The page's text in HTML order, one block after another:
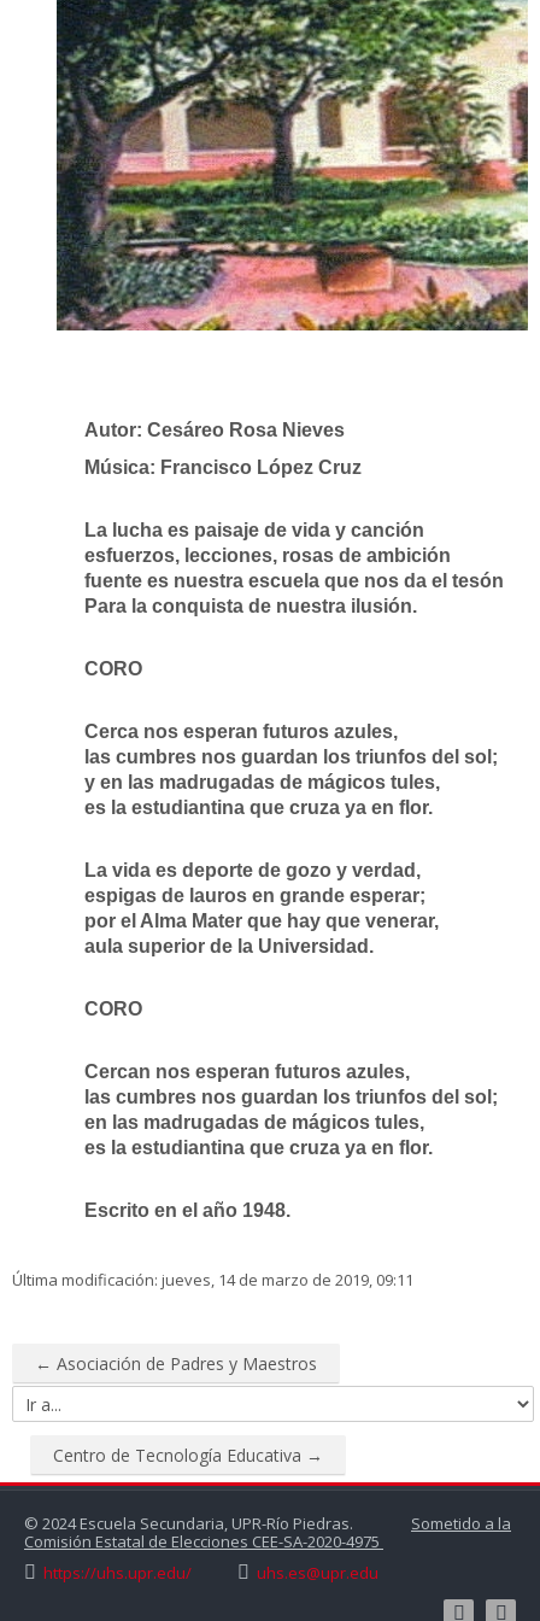
Noticias
Prácticas docentes (COEL)
Servicio Comunitario
Biblioteca y Recursos
COVID-19
cursos
Autor: Cesáreo Rosa Nieves
Música: Francisco López Cruz
La lucha es paisaje de vida y canción
esfuerzos, lecciones, rosas de ambición
fuente es nuestra escuela que nos da el tesón
Para la conquista de nuestra ilusión.
CORO
Cerca nos esperan futuros azules,
las cumbres nos guardan los triunfos del sol;
y en las madrugadas de mágicos tules,
es la estudiantina que cruza ya en flor.
La vida es deporte de gozo y verdad,
espigas de lauros en grande esperar;
por el Alma Mater que hay que venerar,
aula superior de la Universidad.
CORO
Cercan nos esperan futuros azules,
las cumbres nos guardan los triunfos del sol;
en las madrugadas de mágicos tules,
es la estudiantina que cruza ya en flor.
Escrito en el año 1948.
Última modificación: jueves, 14 de marzo de 2019, 09:11
← Asociación de Padres y Maestros
Ir
Centro de Tecnología Educativa →
© 2024 Escuela Secundaria, UPR-Río Piedras.
Sometido a la
Comisión Estatal de Elecciones CEE-SA-2020-4975
https://uhs.upr.edu/
uhs.es@upr.edu